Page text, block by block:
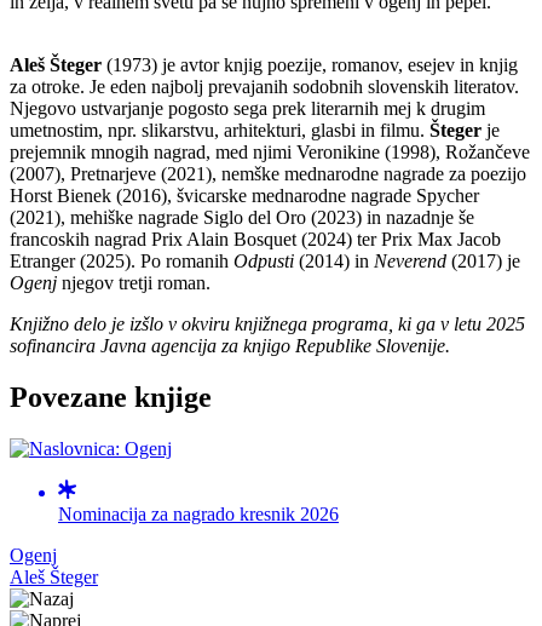
Aleš Šteger (1973) je avtor knjig poezije, romanov, esejev in knjig
za otroke. Je eden najbolj prevajanih sodobnih slovenskih literatov.
Njegovo ustvarjanje pogosto sega prek literarnih mej k drugim
umetnostim, npr. slikarstvu, arhitekturi, glasbi in filmu. Šteger je
prejemnik mnogih nagrad, med njimi Veronikine (1998), Rožančeve
(2007), Pretnarjeve (2021), nemške mednarodne nagrade za poezijo
Horst Bienek (2016), švicarske mednarodne nagrade Spycher
(2021), mehiške nagrade Siglo del Oro (2023) in nazadnje še
francoskih nagrad Prix Alain Bosquet (2024) ter Prix Max Jacob
Etranger (2025). Po romanih Odpusti (2014) in Neverend (2017) je
Ogenj njegov tretji roman.
Knjižno delo je izšlo v okviru knjižnega programa, ki ga v letu 2025
sofinancira Javna agencija za knjigo Republike Slovenije.
Povezane knjige
Nominacija za nagrado kresnik 2026
Ogenj
Aleš Šteger